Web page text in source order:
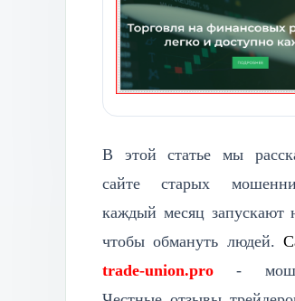
В этой статье мы
сайте старых
каждый месяц запускают
чтобы обмануть людей.
trade-union.pro -